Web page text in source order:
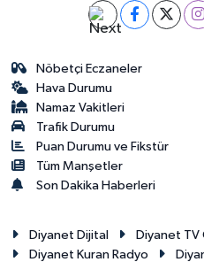
Nöbetçi Eczaneler
Hava Durumu
Namaz Vakitleri
Trafik Durumu
Puan Durumu ve Fikstür
Tüm Manşetler
Son Dakika Haberleri
Diyanet Dijital Diyanet TV
Diyanet Kuran Radyo